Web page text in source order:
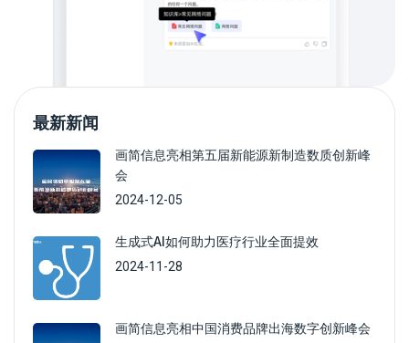
最新新闻
画简信息亮相第五届新能源新制造数质创新峰
会
2024-12-05
生成式AI如何助力医疗行业全面提效
2024-11-28
画简信息亮相中国消费品牌出海数字创新峰会